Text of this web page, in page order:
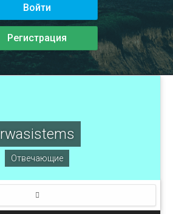
Войти
Регистрация
rwasistems
Отвечающие